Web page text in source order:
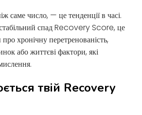
саме число, — це тенденції в часі.
спад Recovery Score, це
хронічну перетренованість,
або життєві фактори, які
твій Recovery